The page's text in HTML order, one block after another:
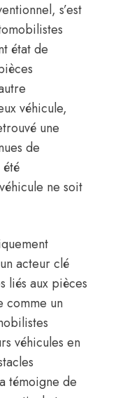
s’est
état de
véhicule,
une
de
ne soit
acteur clé
liés aux pièces
comme un
véhicules en
témoigne de